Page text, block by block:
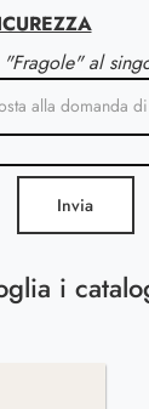
i
al
Invia